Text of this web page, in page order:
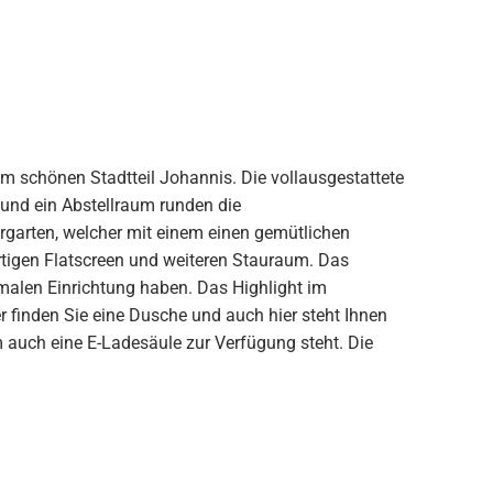
schönen Stadtteil Johannis. Die vollausgestattete
ein Abstellraum runden die
welcher mit einem einen gemütlichen
Flatscreen und weiteren Stauraum. Das
Einrichtung haben. Das Highlight im
Sie eine Dusche und auch hier steht Ihnen
eine E-Ladesäule zur Verfügung steht. Die